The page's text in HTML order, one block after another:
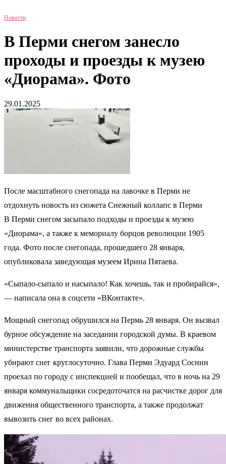
Новости
В Перми снегом занесло
проходы и проезды к музею
«Диорама». Фото
29.01.2025
После масштабного снегопада на лавочке в Перми не
отдохнуть новость из сюжета Снежный коллапс в Перми
В Перми снегом засыпало подходы и проезды к музею
«Диорама», а также к мемориалу борцов революции 1905
года. Фото после снегопада, прошедшего 28 января,
опубликовала заведующая музеем Ирина Пятаева.
«Сыпало-сыпало и насыпало! Как хочешь, так и пробирайся»,
— написала она в соцсети «ВКонтакте».
Мощный снегопад обрушился на Пермь 28 января. Он вызвал
бурное обсуждение на заседании городской думы. В краевом
министерстве транспорта заявили, что дорожные службы
убирают снег круглосуточно. Глава Перми Эдуард Соснин
проехал по городу с инспекцией и пообещал, что в ночь на 29
января коммунальщики сосредоточатся на расчистке дорог для
движения общественного транспорта, а также продолжат
вывозить снег во всех районах.